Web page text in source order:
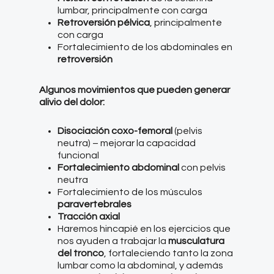
lumbar, principalmente con carga
Retroversión pélvica , principalmente
con carga
Fortalecimiento de los abdominales en
retroversión
Algunos movimientos que pueden generar
alivio del dolor:
Disociación coxo-femoral (pelvis
neutra) – mejorar la capacidad
funcional
Fortalecimiento abdominal con pelvis
neutra
Fortalecimiento de los músculos
paravertebrales
Tracción axial
Haremos hincapié en los ejercicios que
nos ayuden a trabajar la musculatura
del tronco , fortaleciendo tanto la zona
lumbar como la abdominal, y además